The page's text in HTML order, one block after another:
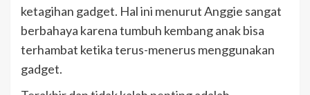
ketagihan gadget. Hal ini menurut Anggie sangat
berbahaya karena tumbuh kembang anak bisa
terhambat ketika terus-menerus menggunakan
gadget.